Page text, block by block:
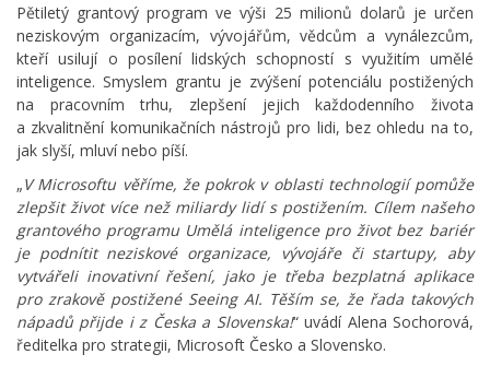
Pětiletý grantový program ve výši 25 milionů dolarů je určen
neziskovým organizacím, vývojářům, vědcům a vynálezcům,
kteří usilují o posílení lidských schopností s využitím umělé
inteligence. Smyslem grantu je zvýšení potenciálu postižených
na pracovním trhu, zlepšení jejich každodenního života
a zkvalitnění komunikačních nástrojů pro lidi, bez ohledu na to,
jak slyší, mluví nebo píší.
„V Microsoftu věříme, že pokrok v oblasti technologií pomůže
zlepšit život více než miliardy lidí s postižením. Cílem našeho
grantového programu Umělá inteligence pro život bez bariér
je podnítit neziskové organizace, vývojáře či startupy, aby
vytvářeli inovativní řešení, jako je třeba bezplatná aplikace
pro zrakově postižené Seeing AI. Těším se, že řada takových
nápadů přijde i z Česka a Slovenska!“ uvádí Alena Sochorová,
ředitelka pro strategii, Microsoft Česko a Slovensko.